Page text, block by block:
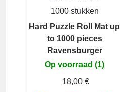
1000 stukken
Hard Puzzle Roll Mat up
to 1000 pieces
Ravensburger
Op voorraad (1)
18,00 €